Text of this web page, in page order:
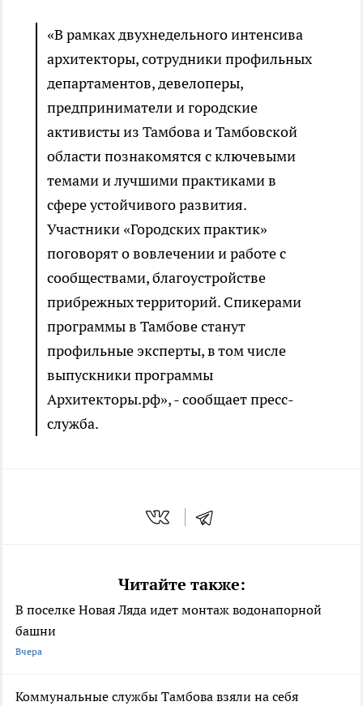
«В рамках двухнедельного интенсива
архитекторы, сотрудники профильных
департаментов, девелоперы,
предприниматели и городские
активисты из Тамбова и Тамбовской
области познакомятся с ключевыми
темами и лучшими практиками в
сфере устойчивого развития.
Участники «Городских практик»
поговорят о вовлечении и работе с
сообществами, благоустройстве
прибрежных территорий. Спикерами
программы в Тамбове станут
профильные эксперты, в том числе
выпускники программы
Архитекторы.рф», - сообщает пресс-
служба.
Читайте также:
В поселке Новая Ляда идет монтаж водонапорной
башни
Вчера
Коммунальные службы Тамбова взяли на себя